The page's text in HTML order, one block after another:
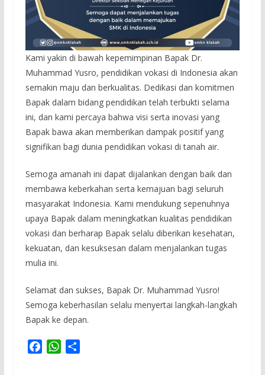
Kami yakin di bawah kepemimpinan Bapak Dr.
Muhammad Yusro, pendidikan vokasi di Indonesia akan
semakin maju dan berkualitas. Dedikasi dan komitmen
Bapak dalam bidang pendidikan telah terbukti selama
ini, dan kami percaya bahwa visi serta inovasi yang
Bapak bawa akan memberikan dampak positif yang
signifikan bagi dunia pendidikan vokasi di tanah air.
Semoga amanah ini dapat dijalankan dengan baik dan
membawa keberkahan serta kemajuan bagi seluruh
masyarakat Indonesia. Kami mendukung sepenuhnya
upaya Bapak dalam meningkatkan kualitas pendidikan
vokasi dan berharap Bapak selalu diberikan kesehatan,
kekuatan, dan kesuksesan dalam menjalankan tugas
mulia ini.
Selamat dan sukses, Bapak Dr. Muhammad Yusro!
Semoga keberhasilan selalu menyertai langkah-langkah
Bapak ke depan.
W